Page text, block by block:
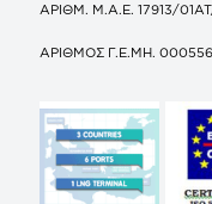
ΑΡΙΘΜ. Μ.Α.Ε. 17913/
ΑΡΙΘΜΟΣ Γ.Ε.ΜΗ.